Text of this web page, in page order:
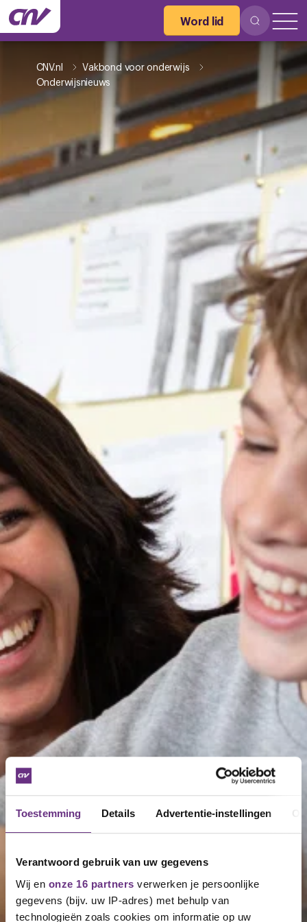
Toestemming Details Advertentie-instellingen
Verantwoord gebruik van uw gegevens
Wij en onze 16 partners verwerken je persoonlijke
gegevens (bijv. uw IP-adres) met behulp van
technologieën zoals cookies om informatie op uw
Word lid
CNV.nl
Vakbond voor onderwijs
Onderwijsnieuws